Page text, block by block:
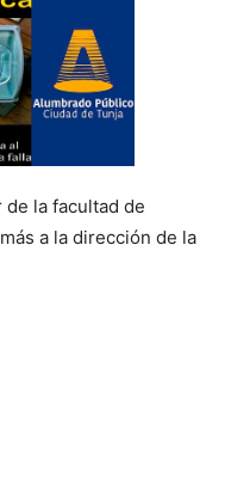
de la facultad de
a la dirección de la